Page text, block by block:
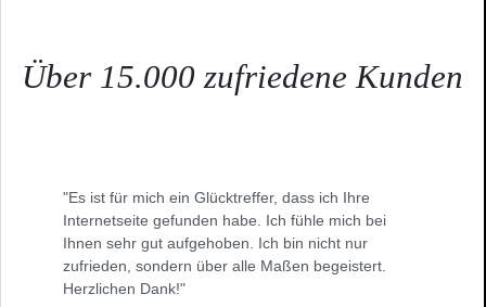
Über 15.000 zufriedene Kunden
"Es ist für mich ein Glücktreffer, dass ich Ihre
Internetseite gefunden habe. Ich fühle mich bei
Ihnen sehr gut aufgehoben. Ich bin nicht nur
zufrieden, sondern über alle Maßen begeistert.
Herzlichen Dank!"